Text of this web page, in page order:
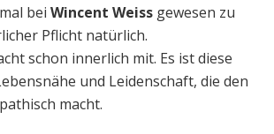
beiWincent Weiss gewesen zu
Pflicht natürlich.
schon innerlich mit. Es ist diese
und Leidenschaft, die den
macht.